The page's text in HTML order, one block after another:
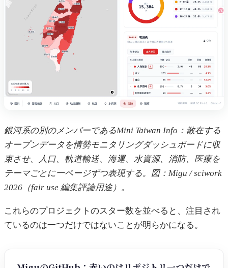
銀河系の別のメンバーであるMini Taiwan Info：散在する
オープンデータを情勢モニタリングダッシュボードに収
束させ、人口、軌道輸送、海運、水資源、消防、医療を
テーマごとに一ページずつ表現する。図：Migu / sciwork
2026（fair use 編集評論用途）。
これらのプロジェクトのスター数を並べると、注目され
ているのは一つだけではないことが明らかになる。